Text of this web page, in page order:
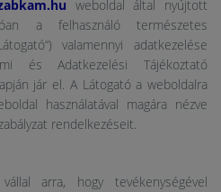
weboldal által nyújtott
a felhasználó természetes
valamennyi adatkezelése
és Adatkezelési Tájékoztató
jár el. A Látogató a weboldalra
használatával magára nézve
rendelkezéseit.
arra, hogy tevékenységével